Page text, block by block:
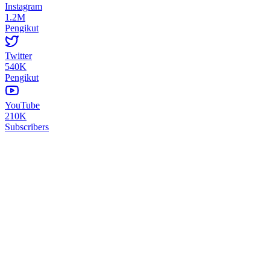
Instagram
1.2M
Pengikut
Twitter
540K
Pengikut
YouTube
210K
Subscribers